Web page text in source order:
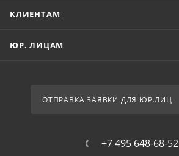
КЛИЕНТАМ
ЮР. ЛИЦАМ
ОТПРАВКА ЗАЯВКИ ДЛЯ ЮР.ЛИЦ
+7 495 648-68-52